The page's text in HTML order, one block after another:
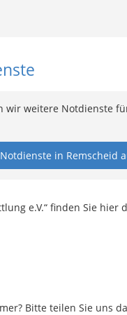
wir weitere Notdienste
in Remscheid
e.V.“ finden Sie hier
Bitte teilen Sie uns